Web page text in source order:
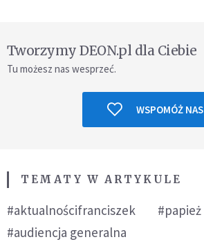
Tworzymy DEON.pl dla Ciebie
Tu możesz nas wesprzeć.
WSPOMÓŻ NAS
TEMATY W ARTYKULE
#aktualnościfranciszek #papież
#audiencja generalna